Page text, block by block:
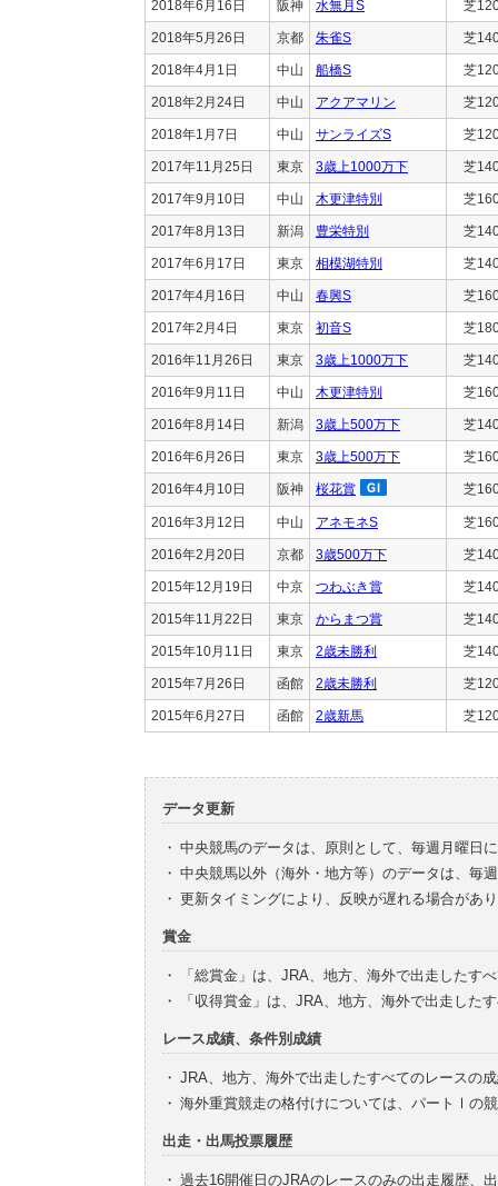
2018年6月16日 阪神 水無月S 芝
2018年5月26日 京都 朱雀S 芝
2018年4月1日 中山 船橋S 芝
2018年2月24日 中山 アクアマリン 芝
2018年1月7日 中山 サンライズS 芝
2017年11月25日 東京 3歳上1000万下 芝
2017年9月10日 中山 木更津特別 芝
2017年8月13日 新潟 豊栄特別 芝
2017年6月17日 東京 相模湖特別 芝
2017年4月16日 中山 春興S 芝
2017年2月4日 東京 初音S 芝
2016年11月26日 東京 3歳上1000万下 芝
2016年9月11日 中山 木更津特別 芝
2016年8月14日 新潟 3歳上500万下 芝
2016年6月26日 東京 3歳上500万下 芝
2016年4月10日 阪神 桜花賞 芝
2016年3月12日 中山 アネモネS 芝
2016年2月20日 京都 3歳500万下 芝
2015年12月19日 中京 つわぶき賞 芝
2015年11月22日 東京 からまつ賞 芝
2015年10月11日 東京 2歳未勝利 芝
2015年7月26日 函館 2歳未勝利 芝
2015年6月27日 函館 2歳新馬 芝
データ更新
・ 中央競馬のデータは、原則として、毎週月曜日
・ 中央競馬以外（海外・地方等）のデータは、毎
・ 更新タイミングにより、反映が遅れる場合があ
賞金
・
「総賞金」は、JRA、地方、海外で出走したす
・
「収得賞金」は、JRA、地方、海外で出走した
レース成績、条件別成績
・ JRA、地方、海外で出走したすべてのレースの
・ 海外重賞競走の格付けについては、パートⅠの
出走・出馬投票履歴
・ 過去16開催日のJRAのレースのみの出走履歴、